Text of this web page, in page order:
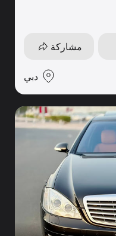
مشاركة
دبي